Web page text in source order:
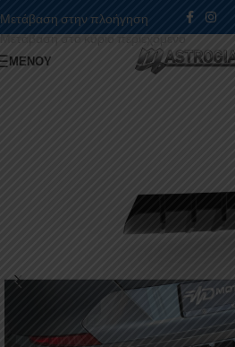
Μετάβαση στην πλοήγηση
Μετάβαση στο κύριο περιεχόμενο
ΜΕΝΟΎ